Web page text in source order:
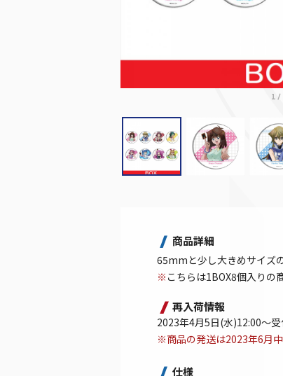
1/
商品詳細
65mmと少し大きめサイズ
※ こちらは1BOX8個入りの
再入荷情報
2023年4月5日(水)12:00～
※商品の発送は2023年6月中
仕様